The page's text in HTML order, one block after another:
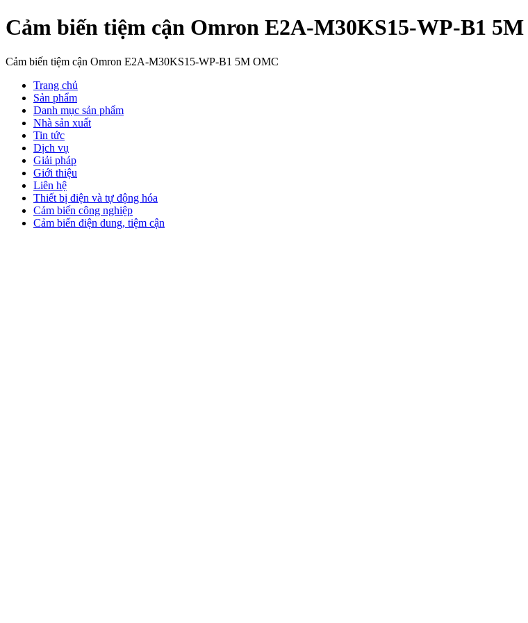
Cảm biến tiệm cận Omron E2A-M30KS15-WP-B1
Cảm biến tiệm cận Omron E2A-M30KS15-WP-B1 5M OMC
Trang chủ
Sản phẩm
Danh mục sản phẩm
Nhà sản xuất
Tin tức
Dịch vụ
Giải pháp
Giới thiệu
Liên hệ
Thiết bị điện và tự động hóa
Cảm biến công nghiệp
Cảm biến điện dung, tiệm cận